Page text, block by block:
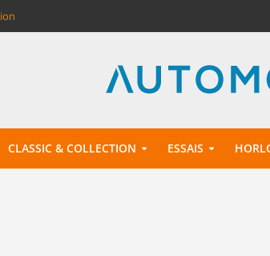
CLASSIC & COLLECTION ESSAIS